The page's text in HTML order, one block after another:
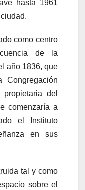
hasta 1961
como centro
de la
año 1836, que
Congregación
del
comenzaría a
el Instituto
en sus
tal y como
sobre el